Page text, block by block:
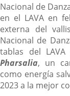
Nacional de
en el LAVA en
externa del
Nacional de
tablas del
Pharsalia, un
como energía
2023 a la mejor